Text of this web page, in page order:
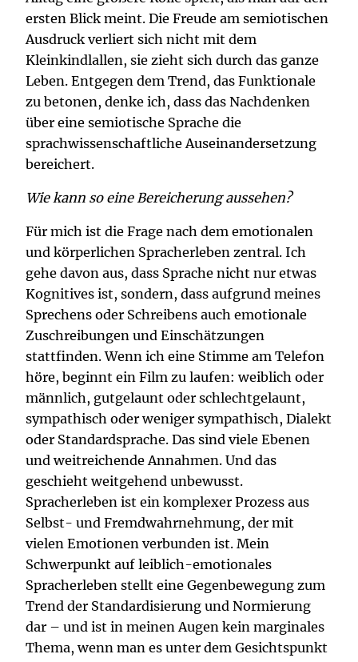
ersten Blick meint. Die Freude am semiotischen
Ausdruck verliert sich nicht mit dem
Kleinkindlallen, sie zieht sich durch das ganze
Leben. Entgegen dem Trend, das Funktionale
zu betonen, denke ich, dass das Nachdenken
über eine semiotische Sprache die
sprachwissenschaftliche Auseinandersetzung
bereichert.
Wie kann so eine Bereicherung aussehen?
Für mich ist die Frage nach dem emotionalen
und körperlichen Spracherleben zentral. Ich
gehe davon aus, dass Sprache nicht nur etwas
Kognitives ist, sondern, dass aufgrund meines
Sprechens oder Schreibens auch emotionale
Zuschreibungen und Einschätzungen
stattfinden. Wenn ich eine Stimme am Telefon
höre, beginnt ein Film zu laufen: weiblich oder
männlich, gutgelaunt oder schlechtgelaunt,
sympathisch oder weniger sympathisch, Dialekt
oder Standardsprache. Das sind viele Ebenen
und weitreichende Annahmen. Und das
geschieht weitgehend unbewusst.
Spracherleben ist ein komplexer Prozess aus
Selbst- und Fremdwahrnehmung, der mit
vielen Emotionen verbunden ist. Mein
Schwerpunkt auf leiblich-emotionales
Spracherleben stellt eine Gegenbewegung zum
Trend der Standardisierung und Normierung
dar – und ist in meinen Augen kein marginales
Thema, wenn man es unter dem Gesichtspunkt